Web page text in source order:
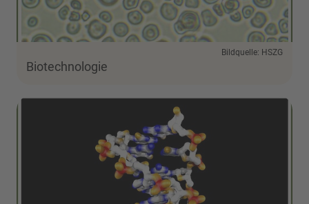
Bildquelle: HSZG
Biotechnologie